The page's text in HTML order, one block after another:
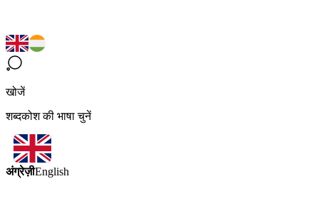
खोजें
शब्दकोश की भाषा चुनें
अंग्रेज़ीEnglish